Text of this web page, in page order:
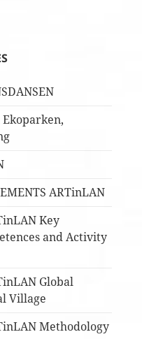
Ekoparken,
ARTinLAN
Key
and Activity
Global
Village
Methodology